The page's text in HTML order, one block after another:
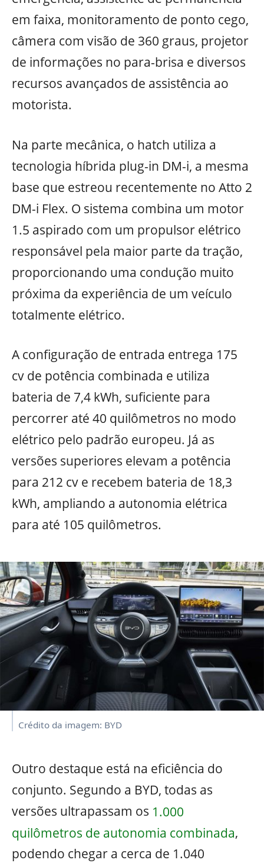
em faixa, monitoramento de ponto cego,
câmera com visão de 360 graus, projetor
de informações no para-brisa e diversos
recursos avançados de assistência ao
motorista.
Na parte mecânica, o hatch utiliza a
tecnologia híbrida plug-in DM-i, a mesma
base que estreou recentemente no Atto 2
DM-i Flex. O sistema combina um motor
1.5 aspirado com um propulsor elétrico
responsável pela maior parte da tração,
proporcionando uma condução muito
próxima da experiência de um veículo
totalmente elétrico.
A configuração de entrada entrega 175
cv de potência combinada e utiliza
bateria de 7,4 kWh, suficiente para
percorrer até 40 quilômetros no modo
elétrico pelo padrão europeu. Já as
versões superiores elevam a potência
para 212 cv e recebem bateria de 18,3
kWh, ampliando a autonomia elétrica
para até 105 quilômetros.
Crédito da imagem: BYD
Outro destaque está na eficiência do
conjunto. Segundo a BYD, todas as
versões ultrapassam os 1.000
quilômetros de autonomia combinada,
podendo chegar a cerca de 1.040